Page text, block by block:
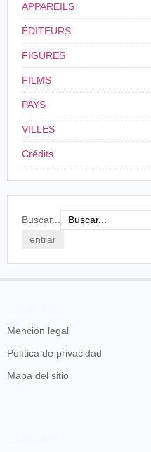
APPAREILS
ÉDITEURS
FIGURES
FILMS
PAYS
VILLES
Crédits
Buscar...
Mención legal
Política de privacidad
Mapa del sitio